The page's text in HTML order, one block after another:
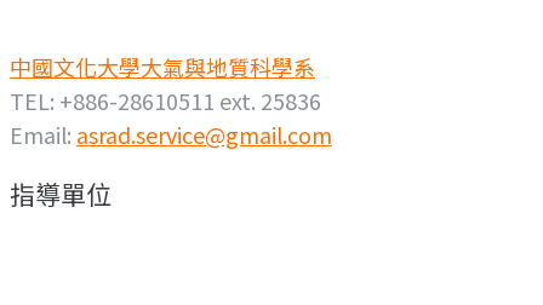
中國文化大學大氣與地質科學系
TEL: +886-28610511 ext. 25836
Email: asrad.service@gmail.com
指導單位